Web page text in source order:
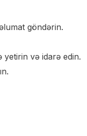
göndərin.
yetirin və idarə edin.